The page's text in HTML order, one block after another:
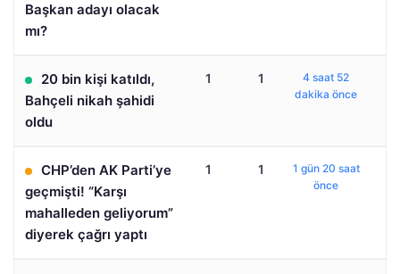
Başkan adayı olacak
mı?
20 bin kişi katıldı,
Bahçeli nikah şahidi
oldu
1 1
4 saat 52
dakika önce
CHP’den AK Parti’ye
geçmişti! “Karşı
mahalleden geliyorum”
diyerek çağrı yaptı
1 1
1 gün 20 saat
önce